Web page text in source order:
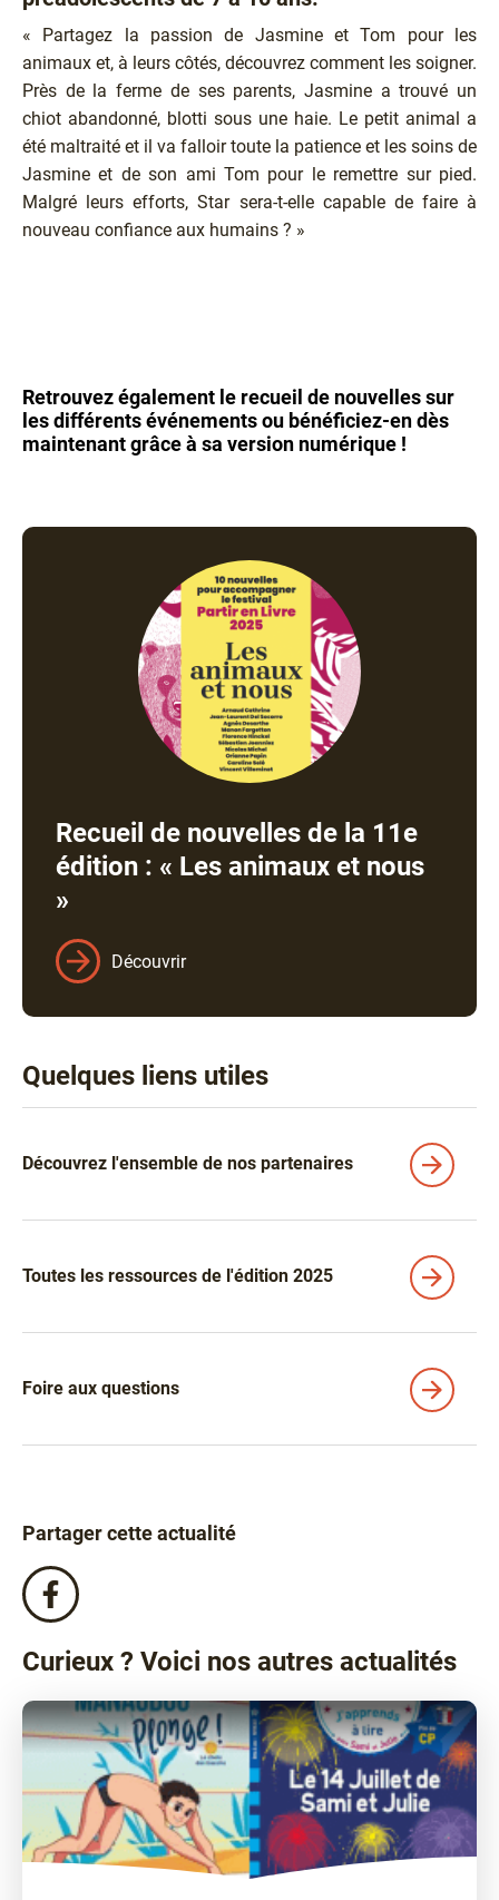
« Partagez la passion de Jasmine et Tom pour les
animaux et, à leurs côtés, découvrez comment les soigner.
Près de la ferme de ses parents, Jasmine a trouvé un
chiot abandonné, blotti sous une haie. Le petit animal a
été maltraité et il va falloir toute la patience et les soins de
Jasmine et de son ami Tom pour le remettre sur pied.
Malgré leurs efforts, Star sera-t-elle capable de faire à
nouveau confiance aux humains ? »
Retrouvez également le recueil de nouvelles sur
les différents événements ou bénéficiez-en dès
maintenant grâce à sa version numérique !
Recueil de nouvelles de la 11e
édition : « Les animaux et nous
»
Découvrir
Quelques liens utiles
Découvrez l'ensemble de nos partenaires
Toutes les ressources de l'édition 2025
Foire aux questions
Partager cette actualité
Partagez
cette
actualité
sur
!
Curieux ? Voici nos autres actualités